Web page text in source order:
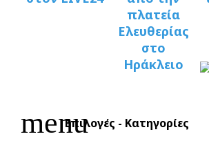
menuΕπιλογές - Κατηγορίες